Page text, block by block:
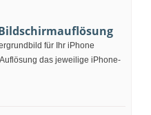
für Ihr iPhone
das jeweilige iPhone-